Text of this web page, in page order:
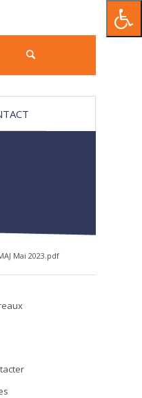
Mai 2023.pdf